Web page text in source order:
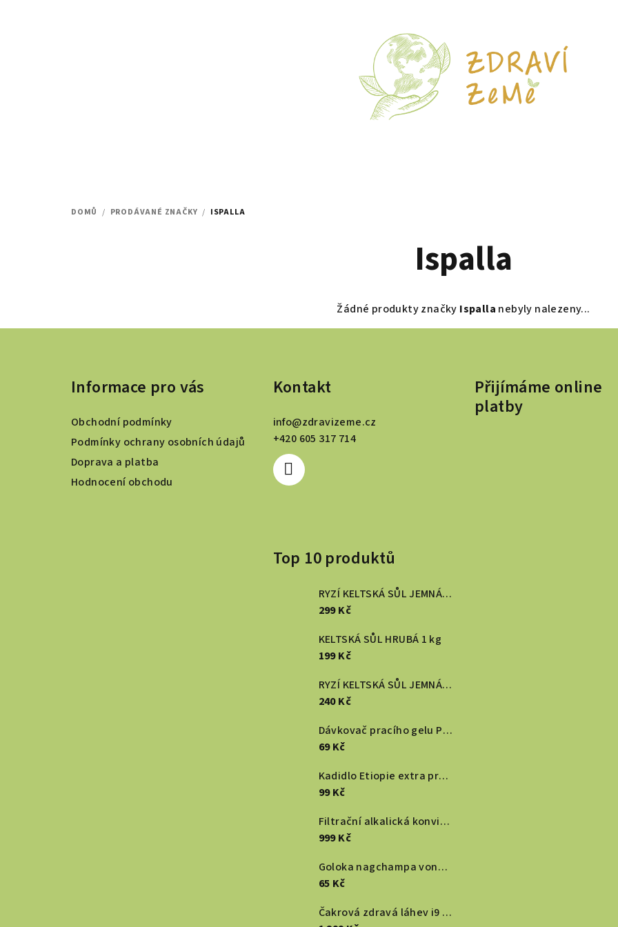
DOMŮ / PRODÁVANÉ ZNAČKY / ISPALLA
Ispalla
Žádné produkty značky Ispalla nebyly nalezeny...
Informace pro vás
Obchodní podmínky
Podmínky ochrany osobních údajů
Doprava a platba
Hodnocení obchodu
Kontakt
info@zdravizeme.cz
+420 605 317 714
Přijímáme online
platby
Top 10 produktů
RYZÍ KELTSKÁ SŮL JEMNÁ 1 kg
299 Kč
KELTSKÁ SŮL HRUBÁ 1 kg
199 Kč
RYZÍ KELTSKÁ SŮL JEMNÁ RAW 1 kg
240 Kč
Dávkovač pracího gelu PERMONKA
69 Kč
Kadidlo Etiopie extra premium 20g
99 Kč
Filtrační alkalická konvice ZELENÁ
999 Kč
Goloka nagchampa vonné tyčinky 16g
65 Kč
Čakrová zdravá láhev i9 POZNIK